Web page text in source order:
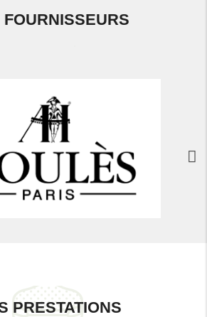
FOURNISSEURS
PRESTATIONS